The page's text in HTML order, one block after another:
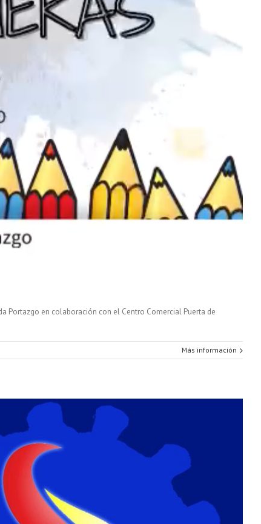
Portazgo en colaboración con el Centro Comercial Puerta de
Más información